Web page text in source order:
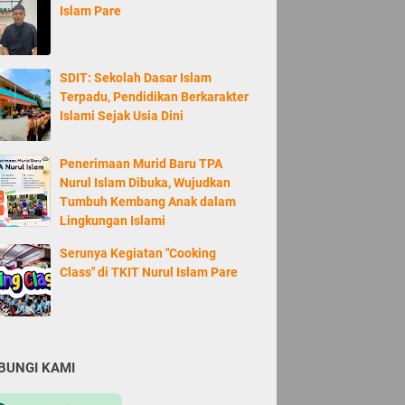
Islam Pare
SDIT: Sekolah Dasar Islam
Terpadu, Pendidikan Berkarakter
Islami Sejak Usia Dini
Penerimaan Murid Baru TPA
Nurul Islam Dibuka, Wujudkan
Tumbuh Kembang Anak dalam
Lingkungan Islami
Serunya Kegiatan "Cooking
Class" di TKIT Nurul Islam Pare
KAMI